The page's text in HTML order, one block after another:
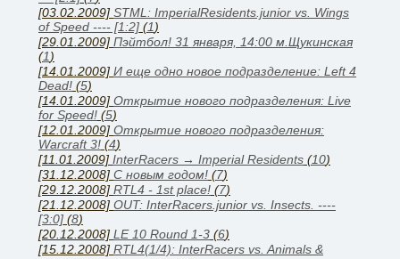
[03.02.2009] STML: ImperialResidents.junior vs. Wings
of Speed ---- [1:2] (1)
[29.01.2009] Пэйтбол! 31 января, 14:00 м.Щукинская
(1)
[14.01.2009] И еще одно новое подразделение: Left 4
Dead! (5)
[14.01.2009] Открытие нового подразделения: Live
for Speed! (5)
[12.01.2009] Открытие нового подразделения:
Warcraft 3! (4)
[11.01.2009] InterRacers → Imperial Residents (10)
[31.12.2008] C новым годом! (7)
[29.12.2008] RTL4 - 1st place! (7)
[21.12.2008] OUT: InterRacers.junior vs. Insects. ----
[3:0] (8)
[20.12.2008] LE 10 Round 1-3 (6)
[15.12.2008] RTL4(1/4): InterRacers vs. Animals &